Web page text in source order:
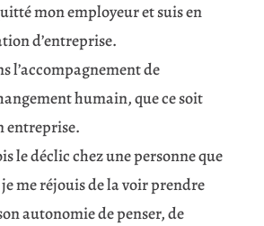
mon employeur et suis en
d’entreprise.
l’accompagnement de
humain, que ce soit
entreprise.
le déclic chez une personne que
me réjouis de la voir prendre
autonomie de penser, de